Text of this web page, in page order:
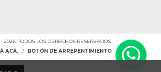
TODOS LOS DERECHOS RESERVADOS.
ACÁ. / BOTÓN DE ARREPENTIMIENTO